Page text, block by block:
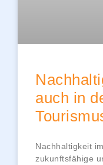
auch in
Nachhaltigkeit
zukunftsfähige